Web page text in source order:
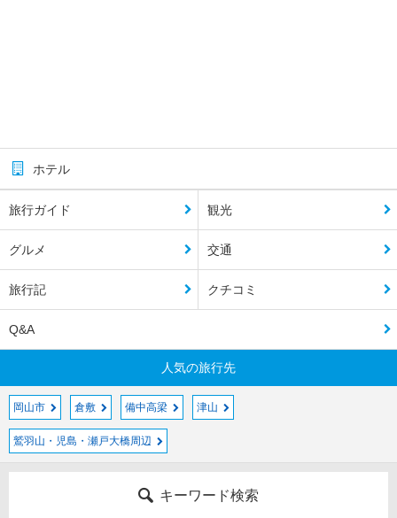
ホテル
旅行ガイド 観光
グルメ 交通
旅行記 クチコミ
Q&A
人気の旅行先
岡山市 倉敷 備中高梁 津山
鷲羽山・児島・瀬戸大橋周辺
キーワード検索